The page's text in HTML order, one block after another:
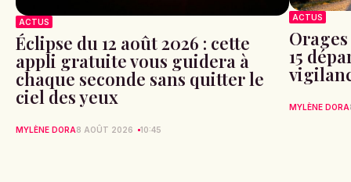
ACTUS
Éclipse du 12 août 2026 : cette
appli gratuite vous guidera à
chaque seconde sans quitter le
ciel des yeux
MYLÈNE DORA8 AOÛT 2026 10:45
ACTUS
15
MYLÈNE DORA